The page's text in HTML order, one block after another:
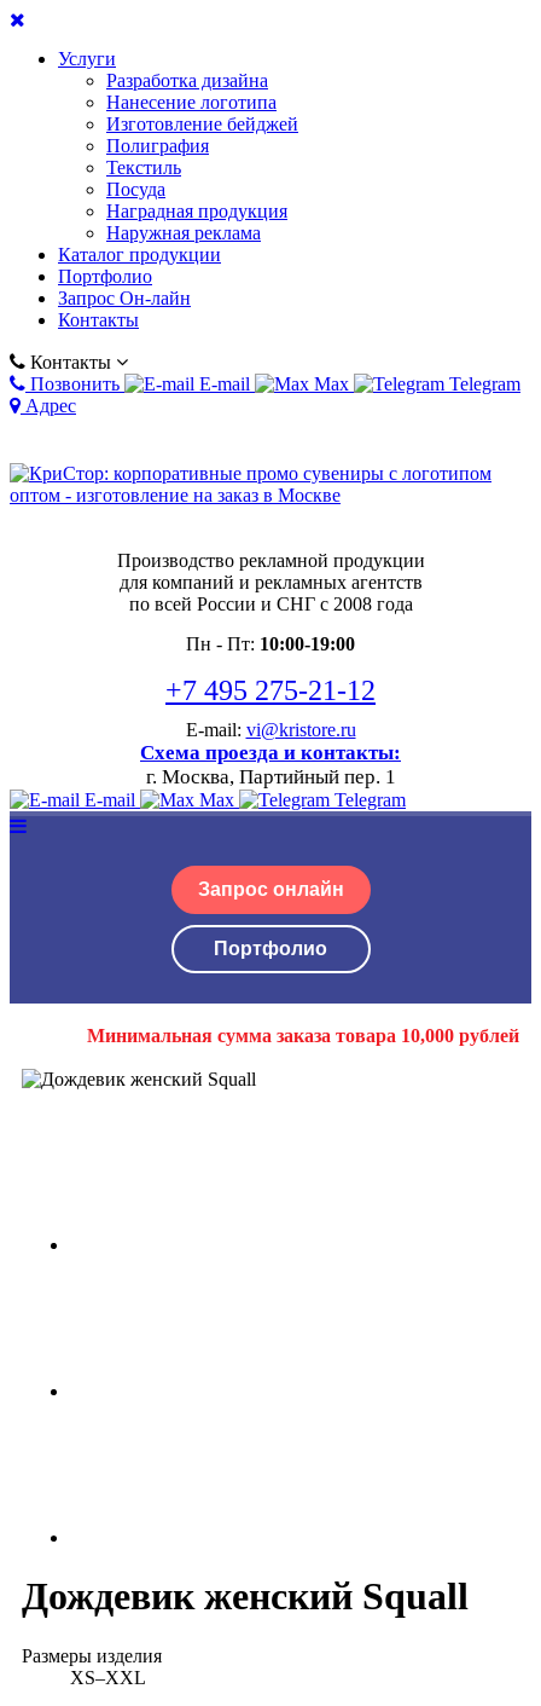
Услуги
Разработка дизайна
Нанесение логотипа
Изготовление бейджей
Полиграфия
Текстиль
Посуда
Наградная продукция
Наружная реклама
Каталог продукции
Портфолио
Запрос Он-лайн
Контакты
Контакты
Позвонить
E-mail Max
Telegram
Адрес
Производство рекламной продукции
для компаний и рекламных агентств
по всей России и СНГ с 2008 года
Пн - Пт: 10:00-19:00
+7 495 275-21-12
E-mail: vi@kristore.ru
Схема проезда и контакты:
г. Москва, Партийный пер. 1
E-mail Max Telegram
Запрос онлайн
Портфолио
Минимальная сумма заказа товара 10,000 рублей
Дождевик женский Squall
Размеры изделия
XS–XXL